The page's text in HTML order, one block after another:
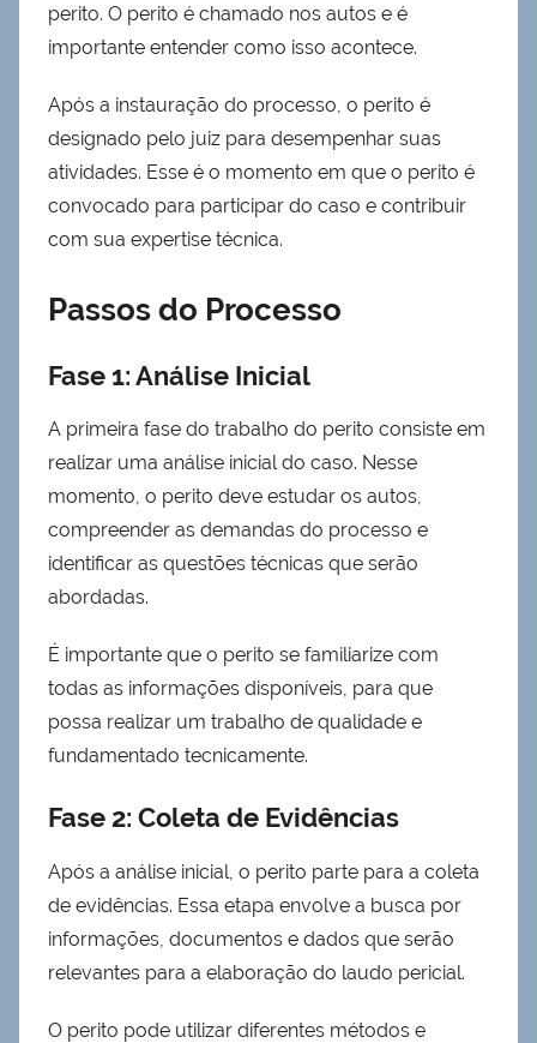
perito. O perito é chamado nos autos e é
importante entender como isso acontece.
Após a instauração do processo, o perito é
designado pelo juiz para desempenhar suas
atividades. Esse é o momento em que o perito é
convocado para participar do caso e contribuir
com sua expertise técnica.
Passos do Processo
Fase 1: Análise Inicial
A primeira fase do trabalho do perito consiste em
realizar uma análise inicial do caso. Nesse
momento, o perito deve estudar os autos,
compreender as demandas do processo e
identificar as questões técnicas que serão
abordadas.
É importante que o perito se familiarize com
todas as informações disponíveis, para que
possa realizar um trabalho de qualidade e
fundamentado tecnicamente.
Fase 2: Coleta de Evidências
Após a análise inicial, o perito parte para a coleta
de evidências. Essa etapa envolve a busca por
informações, documentos e dados que serão
relevantes para a elaboração do laudo pericial.
O perito pode utilizar diferentes métodos e